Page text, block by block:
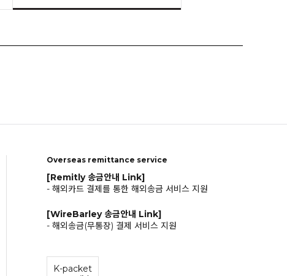
Overseas remittance service
[Remitly 송금안내 Link]
- 해외카드 결제를 통한 해외송금 서비스 지원
[WireBarley 송금안내 Link]
- 해외송금(무통장) 결제 서비스 지원
K-packet